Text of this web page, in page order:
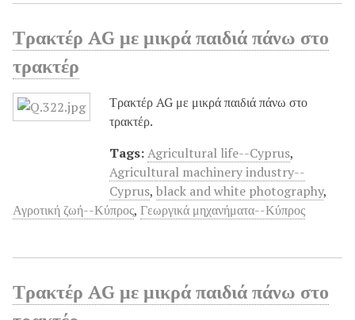
Τρακτέρ AG με μικρά παιδιά πάνω στο
τρακτέρ
Τρακτέρ AG με μικρά παιδιά πάνω στο
τρακτέρ.
Tags:Agricultural life--Cyprus,
Agricultural machinery industry--
Cyprus, black and white photography,
Αγροτική ζωή--Κύπρος, Γεωργικά μηχανήματα--Κύπρος
Τρακτέρ AG με μικρά παιδιά πάνω στο